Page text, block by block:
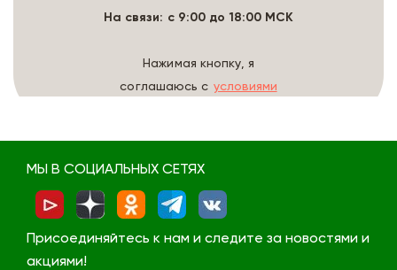
На связи: с 9:00 до 18:00 МСК
Нажимая кнопку, я
соглашаюсь с условиями
МЫ В СОЦИАЛЬНЫХ СЕТЯХ
Присоединяйтесь к нам и следите за новостями и
акциями!